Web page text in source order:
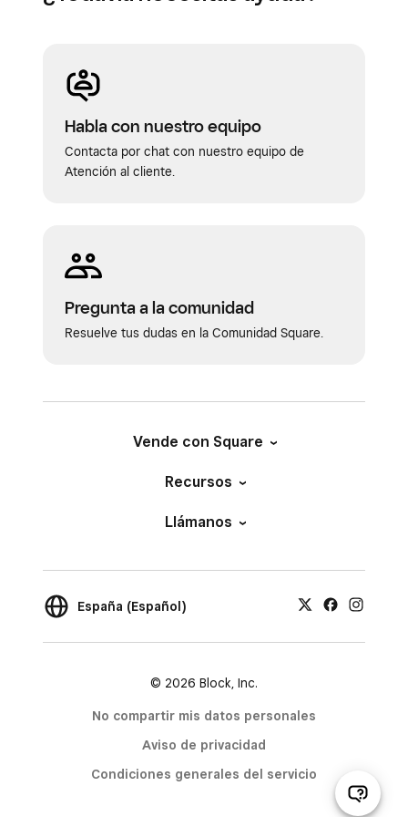
Habla con nuestro equipo
Contacta por chat con nuestro equipo de
Atención al cliente.
Pregunta a la comunidad
Resuelve tus dudas en la Comunidad Square.
Vende con Square
Recursos
Llámanos
España (Español)
© 2026 Block, Inc.
No compartir mis datos personales
Aviso de privacidad
Condiciones generales del servicio